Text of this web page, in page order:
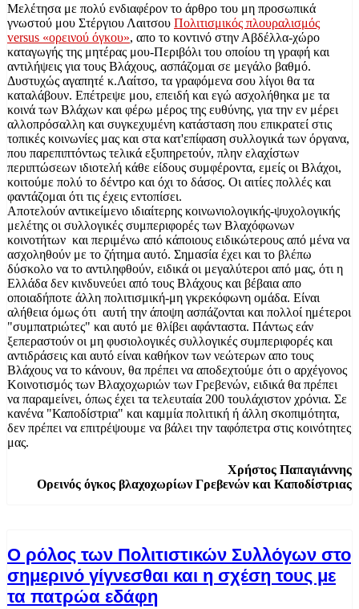
Μελέτησα με πολύ ενδιαφέρον το άρθρο του μη προσωπικά
γνωστού μου Στέργιου Λαιτσου Πολιτισμικός πλουραλισμός
versus «ορεινού όγκου», απο το κοντινό στην Αβδέλλα-χώρο
καταγωγής της μητέρας μου-Περιβόλι του οποίου τη γραφή και
αντιλήψεις για τους Βλάχους, ασπάζομαι σε μεγάλο βαθμό.
Δυστυχώς αγαπητέ κ.Λαίτσο, τα γραφόμενα σου λίγοι θα τα
καταλάβουν. Επέτρεψε μου, επειδή και εγώ ασχολήθηκα με τα
κοινά των Βλάχων και φέρω μέρος της ευθύνης, για την εν μέρει
αλλοπρόσαλλη και συγκεχυμένη κατάσταση που επικρατεί στις
τοπικές κοινωνίες μας και στα κατ'επίφαση συλλογικά των όργανα,
που παρεπιπτόντως τελικά εξυπηρετούν, πλην ελαχίστων
περιπτώσεων ιδιοτελή κάθε είδους συμφέροντα, εμείς οι Βλάχοι,
κοιτούμε πολύ το δέντρο και όχι το δάσος. Οι αιτίες πολλές και
φαντάζομαι ότι τις έχεις εντοπίσει.
Αποτελούν αντικείμενο ιδιαίτερης κοινωνιολογικής-ψυχολογικής
μελέτης οι συλλογικές συμπεριφορές των Βλαχόφωνων
κοινοτήτων και περιμένω από κάποιους ειδικώτερους από μένα να
ασχοληθούν με το ζήτημα αυτό. Σημασία έχει και το βλέπω
δύσκολο να το αντιληφθούν, ειδικά οι μεγαλύτεροι από μας, ότι η
Ελλάδα δεν κινδυνεύει από τους Βλάχους και βέβαια απο
οποιαδήποτε άλλη πολιτισμική-μη γκρεκόφωνη ομάδα. Είναι
αλήθεια όμως ότι αυτή την άποψη ασπάζονται και πολλοί ημέτεροι
"συμπατριώτες" και αυτό με θλίβει αφάνταστα. Πάντως εάν
ξεπεραστούν οι μη φυσιολογικές συλλογικές συμπεριφορές και
αντιδράσεις και αυτό είναι καθήκον των νεώτερων απο τους
Βλάχους να το κάνουν, θα πρέπει να αποδεχτούμε ότι ο αρχέγονος
Κοινοτισμός των Βλαχοχωριών των Γρεβενών, ειδικά θα πρέπει
να παραμείνει, όπως έχει τα τελευταία 200 τουλάχιστον χρόνια. Σε
κανένα "Καποδίστρια" και καμμία πολιτική ή άλλη σκοπιμότητα,
δεν πρέπει να επιτρέψουμε να βάλει την ταφόπετρα στις κοινότητες
μας.
Χρήστος Παπαγιάννης
Ορεινός όγκος βλαχοχωρίων Γρεβενών και Καποδίστριας
Ο ρόλος των Πολιτιστικών Συλλόγων στο
σημερινό γίγνεσθαι και η σχέση τους με
τα πατρώα εδάφη